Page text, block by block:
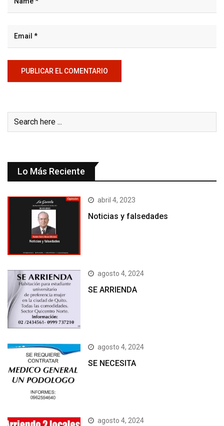
Lo Más Reciente
abril 4, 2023
Noticias y falsedades
agosto 4, 2024
SE ARRIENDA
agosto 4, 2024
SE NECESITA
agosto 4, 2024